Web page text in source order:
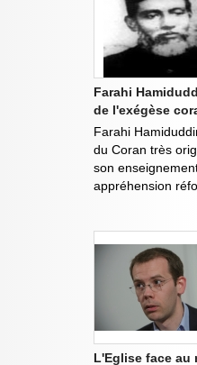
Farahi
de l'exégèse
Farahi
du Coran très
son
appréhension
L'Eglise face au